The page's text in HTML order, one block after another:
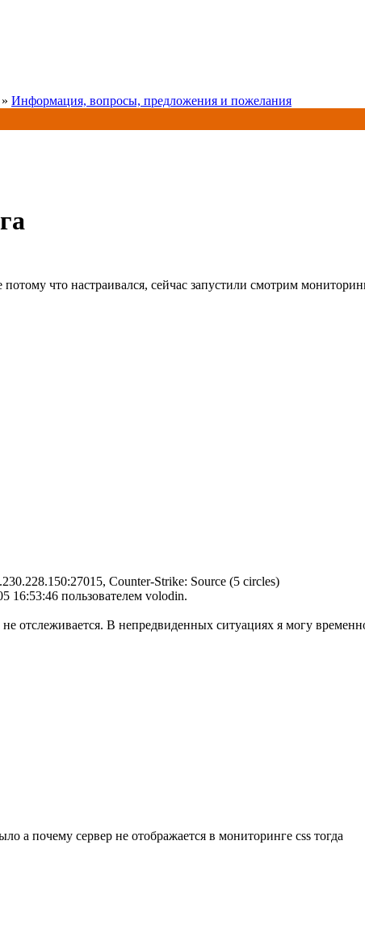
» Информация, вопросы, предложения и пожелания
что настраивался, сейчас запустили смотрим
Counter-Strike: Source (5 circles)
16:53:46 пользователем volodin.
отслеживается. В непредвиденных ситуациях я могу
а почему сервер не отображается в мониторинге css тогда